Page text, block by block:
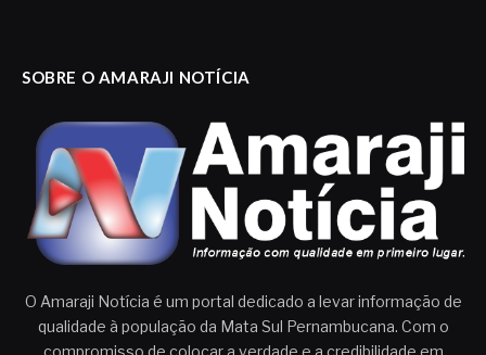
SOBRE O AMARAJI NOTÍCIA
O Amaraji Notícia é um portal dedicado a levar informação de
qualidade à população da Mata Sul Pernambucana. Com o
compromisso de colocar a verdade e a credibilidade em